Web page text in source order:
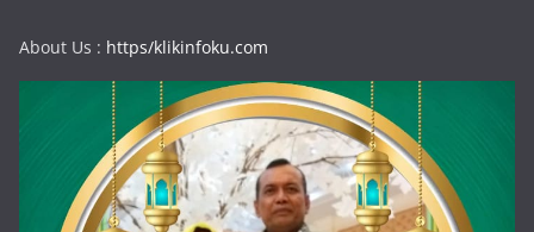
About Us : https/klikinfoku.com